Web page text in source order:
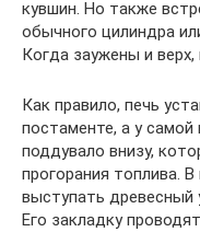
кувшин. Но также
обычного цилиндра
Когда заужены и верх,
Как правило, печь
постаменте, а у самой
поддувало внизу,
прогорания топлива.
выступать древесный
Его закладку